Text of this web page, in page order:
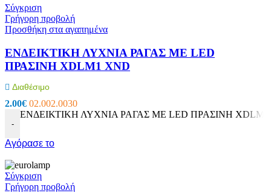
Σύγκριση
Γρήγορη προβολή
Προσθήκη στα αγαπημένα
ΕΝΔΕΙΚΤΙΚΗ ΛΥΧΝΙΑ ΡΑΓΑΣ ΜΕ LED
ΠΡΑΣΙΝΗ XDLM1 XND
Διαθέσιμο
2.00€ 02.002.0030
-
ΕΝΔΕΙΚΤΙΚΗ ΛΥΧΝΙΑ ΡΑΓΑΣ ΜΕ LED ΠΡΑΣΙΝΗ XDLM1
Αγόρασε το
Σύγκριση
Γρήγορη προβολή